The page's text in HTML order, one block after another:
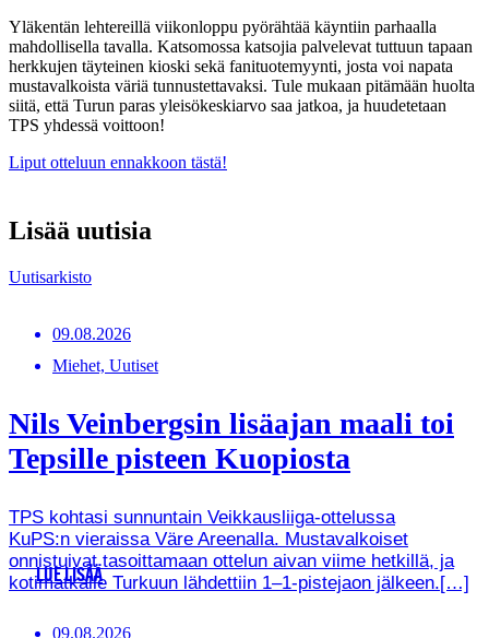
Yläkentän lehtereillä viikonloppu pyörähtää käyntiin parhaalla
mahdollisella tavalla. Katsomossa katsojia palvelevat tuttuun tapaan
herkkujen täyteinen kioski sekä fanituotemyynti, josta voi napata
mustavalkoista väriä tunnustettavaksi. Tule mukaan pitämään huolta
siitä, että Turun paras yleisökeskiarvo saa jatkoa, ja huudetetaan
TPS yhdessä voittoon!
Liput otteluun ennakkoon tästä!
Lisää uutisia
Uutisarkisto
09.08.2026
Miehet, Uutiset
Nils Veinbergsin lisäajan maali toi
Tepsille pisteen Kuopiosta
TPS kohtasi sunnuntain Veikkausliiga-ottelussa
KuPS:n vieraissa Väre Areenalla. Mustavalkoiset
onnistuivat tasoittamaan ottelun aivan viime hetkillä, ja
kotimatkalle Turkuun lähdettiin 1–1-pistejaon jälkeen.[…]
LUE LISÄÄ
09.08.2026